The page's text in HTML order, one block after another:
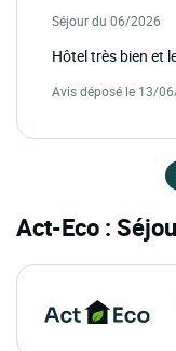
Séjour du 06/2026
Hôtel très bien et
Avis déposé le 13/
Act-Eco :